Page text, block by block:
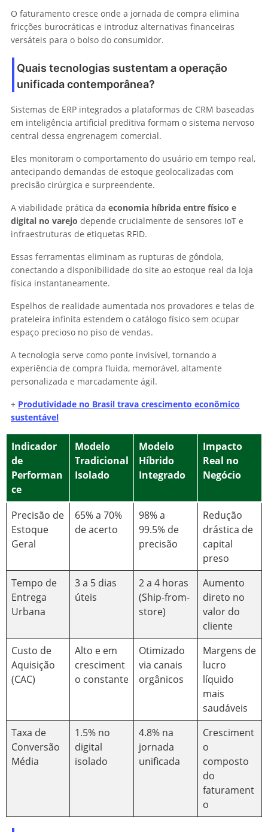
O faturamento cresce onde a jornada de compra elimina
fricções burocráticas e introduz alternativas financeiras
versáteis para o bolso do consumidor.
Quais tecnologias sustentam a operação
unificada contemporânea?
Sistemas de ERP integrados a plataformas de CRM baseadas
em inteligência artificial preditiva formam o sistema nervoso
central dessa engrenagem comercial.
Eles monitoram o comportamento do usuário em tempo real,
antecipando demandas de estoque geolocalizadas com
precisão cirúrgica e surpreendente.
A viabilidade prática da economia híbrida entre físico e
digital no varejo depende crucialmente de sensores IoT e
infraestruturas de etiquetas RFID.
Essas ferramentas eliminam as rupturas de gôndola,
conectando a disponibilidade do site ao estoque real da loja
física instantaneamente.
Espelhos de realidade aumentada nos provadores e telas de
prateleira infinita estendem o catálogo físico sem ocupar
espaço precioso no piso de vendas.
A tecnologia serve como ponte invisível, tornando a
experiência de compra fluida, memorável, altamente
personalizada e marcadamente ágil.
+ Produtividade no Brasil trava crescimento econômico
sustentável
Indicador
de
Performan
ce
Modelo
Tradicional
Isolado
Modelo
Híbrido
Integrado
Impacto
Real no
Negócio
Precisão de
Estoque
Geral
65% a 70%
de acerto
98% a
99.5% de
precisão
Redução
drástica de
capital
preso
Tempo de
Entrega
Urbana
3 a 5 dias
úteis
2 a 4 horas
(Ship-from-
store)
Aumento
direto no
valor do
cliente
Custo de
Aquisição
(CAC)
Alto e em
cresciment
o constante
Otimizado
via canais
orgânicos
Margens de
lucro
líquido
mais
saudáveis
Taxa de
Conversão
Média
1.5% no
digital
isolado
4.8% na
jornada
unificada
Cresciment
o
composto
do
faturament
o